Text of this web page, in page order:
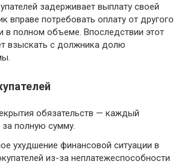
задерживает выплату своей
вправе потребовать оплату от другого
в полном объеме. Впоследствии этот
взыскать с должника долю
обязательств — каждый
за полную сумму.
ухудшение финансовой ситуации в
из-за неплатежеспособности